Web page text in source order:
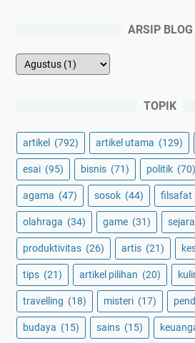
ARSIP BLOG
TOPIK
artikel (792) artikel utama (129)
esai (95) bisnis (71) politik (70)
agama (47) sosok (44) filsafat
olahraga (34) game (31)
produktivitas (26) artis (21)
tips (21) artikel pilihan (20)
travelling (18) misteri (17)
budaya (15) sains (15)